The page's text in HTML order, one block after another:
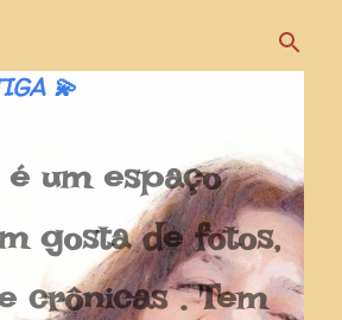
💫
um espaço
gosta de fotos,
crônicas . Tem